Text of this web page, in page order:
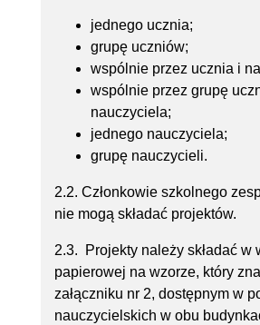
jednego ucznia;
grupę uczniów;
wspólnie przez ucznia i
wspólnie przez grupę
nauczyciela;
jednego nauczyciela;
grupę nauczycieli.
2.2. Członkowie szkolnego
nie mogą składać projektów.
2.3. Projekty należy składać w
papierowej na wzorze, który
załączniku nr 2, dostępnym w
nauczycielskich w obu